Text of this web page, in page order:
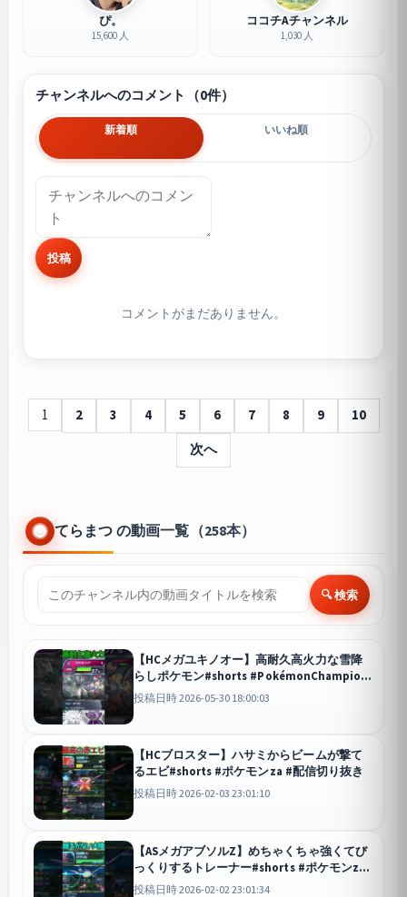
ぴ。
15,600 人
ココチAチャンネル
1,030 人
チャンネルへのコメント（0件）
新着順 いいね順
投稿
コメントがまだありません。
1 2 3 4 5 6 7 8 9
10
次へ
てらまつ の動画一覧（258本）
🔍 検索
【HCメガユキノオー】高耐久高火力な雪降
らしポケモン#shorts #PokémonChampions
#ポケチャン
投稿日時 2026-05-30 18:00:03
【HCブロスター】ハサミからビームが撃て
るエビ#shorts #ポケモンza #配信切り抜き
投稿日時 2026-02-03 23:01:10
【ASメガアブソルZ】めちゃくちゃ強くてび
っくりするトレーナー#shorts #ポケモンza
#配信切り抜き
投稿日時 2026-02-02 23:01:34